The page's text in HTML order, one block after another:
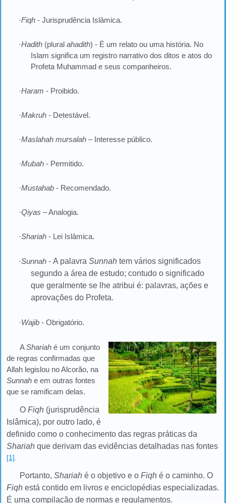
·Fiqh - Jurisprudência Islâmica.
·Hadith (plural ahadith) - É um relato ou uma história. No
Islam significa um registro narrativo dos ditos e atos do
Profeta Muhammad e seus companheiros.
·Haram - Proibido.
·Makruh - Detestável.
·Maslahah mursalah – Interesse público.
·Mubah - Permitido.
·Mustahab - Recomendado.
·Qiyas – Analogia.
·Shariah - Lei Islâmica.
·Sunnah - A palavra Sunnah tem vários significados
segundo a área de estudo; contudo o significado
que geralmente se lhe atribui é: palavras, ações e
aprovações do Profeta.
·Wajib - Obrigatório.
AShariah é um conjunto
de regras confirmadas que
Allah legislou no Alcorão, na
Sunnah e em outras fontes
que se ramificam delas.
OFiqh (jurisprudência
Islâmica), por outro lado, é
definido como o conhecimento das regras práticas da
Shariah que derivam das evidências detalhadas nas fontes
[1]
Portanto,Shariah é o objetivo e oFiqh é o caminho. O
Fiqh está contido em livros e enciclopédias especializadas.
É uma compilação de normas e regulamentos.